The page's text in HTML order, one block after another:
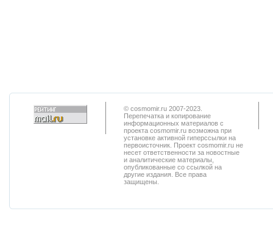
© cosmomir.ru 2007-2023.
Перепечатка и копирование
информационных материалов с
проекта cosmomir.ru возможна при
установке активной гиперссылки на
первоисточник. Проект cosmomir.ru не
несет ответственности за новостные
и аналитические материалы,
опубликованные со ссылкой на
другие издания. Все права
защищены.